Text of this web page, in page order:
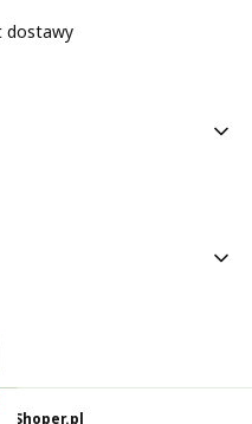
dostawy
Shoper.pl
w koszyku: 0. Zobacz